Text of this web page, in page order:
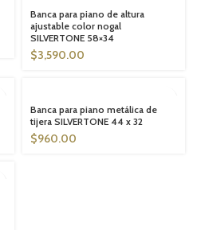
Banca para piano de altura
ajustable color nogal
SILVERTONE 58×34
$3,590.00
Banca para piano metálica de
tijera SILVERTONE 44 x 32
$960.00